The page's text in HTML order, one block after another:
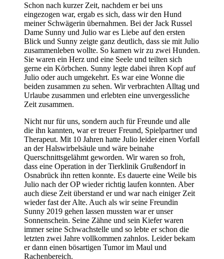
Schon nach kurzer Zeit, nachdem er bei uns
eingezogen war, ergab es sich, dass wir den Hund
meiner Schwägerin übernahmen. Bei der Jack Russel
Dame Sunny und Julio war es Liebe auf den ersten
Blick und Sunny zeigte ganz deutlich, dass sie mit Julio
zusammenleben wollte. So kamen wir zu zwei Hunden.
Sie waren ein Herz und eine Seele und teilten sich
gerne ein Körbchen. Sunny legte dabei ihren Kopf auf
Julio oder auch umgekehrt. Es war eine Wonne die
beiden zusammen zu sehen. Wir verbrachten Alltag und
Urlaube zusammen und erlebten eine unvergessliche
Zeit zusammen.
Nicht nur für uns, sondern auch für Freunde und alle
die ihn kannten, war er treuer Freund, Spielpartner und
Therapeut. Mit 10 Jahren hatte Julio leider einen Vorfall
an der Halswirbelsäule und wäre beinahe
Querschnittsgelähmt geworden. Wir waren so froh,
dass eine Operation in der Tierklinik Grußendorf in
Osnabrück ihn retten konnte. Es dauerte eine Weile bis
Julio nach der OP wieder richtig laufen konnten. Aber
auch diese Zeit überstand er und war nach einiger Zeit
wieder fast der Alte. Auch als wir seine Freundin
Sunny 2019 gehen lassen mussten war er unser
Sonnenschein. Seine Zähne und sein Kiefer waren
immer seine Schwachstelle und so lebte er schon die
letzten zwei Jahre vollkommen zahnlos. Leider bekam
er dann einen bösartigen Tumor im Maul und
Rachenbereich.